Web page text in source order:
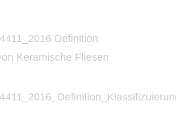
Definition
Keramische Fliesen